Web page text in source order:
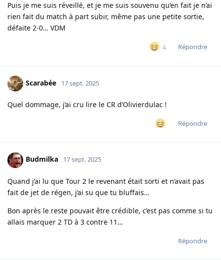
Puis je me suis réveillé, et je me suis souvenu qu’en fait je n’ai
rien fait du match à part subir, même pas une petite sortie,
défaite 2-0… VDM
4 Répondre
Scarabée 17 sept. 2025
Quel dommage, j’ai cru lire le CR d’Olivierdulac !
Répondre
Budmilka 17 sept. 2025
Quand j’ai lu que Tour 2 le revenant était sorti et n’avait pas
fait de jet de régen, j’ai su que tu bluffais…
Bon après le reste pouvait être crédible, c’est pas comme si tu
allais marquer 2 TD à 3 contre 11…
Répondre